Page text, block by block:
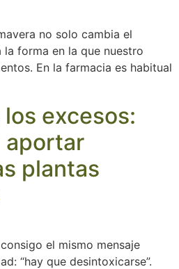
no solo cambia el
la forma en la que nuestro
En la farmacia es habitual
excesos:
aportar
plantas
el mismo mensaje
“hay que desintoxicarse”.